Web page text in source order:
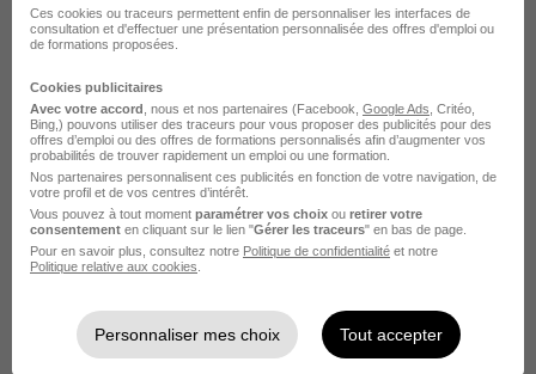
Toulon - 83 CDI 11,88 € / heure
Voir l’offre
il y a 10 jours
Nounou à Domicile H/F
Family Sphere
Ces cookies ou traceurs permettent enfin de personnaliser les interfaces de
consultation et d'effectuer une présentation personnalisée des offres d'emploi ou
de formations proposées.
Cookies publicitaires
Avec votre accord , nous et nos partenaires (Facebook, Google Ads , Critéo,
Bing,) pouvons utiliser des traceurs pour vous proposer des publicités pour des
offres d’emploi ou des offres de formations personnalisés afin d’augmenter vos
probabilités de trouver rapidement un emploi ou une formation.
Nos partenaires personnalisent ces publicités en fonction de votre navigation, de
votre profil et de vos centres d’intérêt.
Vous pouvez à tout moment paramétrer vos choix ou retirer votre
consentement en cliquant sur le lien "Gérer les traceurs" en bas de page.
Pour en savoir plus, consultez notre Politique de confidentialité et notre
Politique relative aux cookies
Personnaliser mes choix Tout accepter